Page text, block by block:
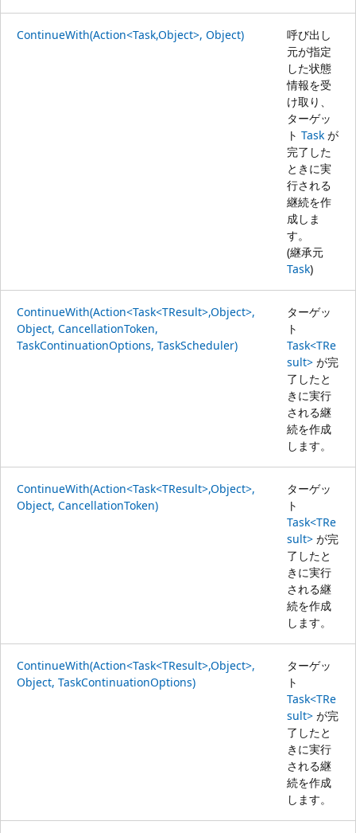
ContinueWith(Action<Task,Object>, Object)
呼び出し
元が指定
した状態
情報を受
け取り、
ターゲッ
ト Task が
完了した
ときに実
行される
継続を作
成しま
す。
(継承元
Task)
ContinueWith(Action<Task<TResult>,Object>,
Object, CancellationToken,
TaskContinuationOptions, TaskScheduler)
ターゲッ
ト
Task<TRe
sult> が完
了したと
きに実行
される継
続を作成
します。
ContinueWith(Action<Task<TResult>,Object>,
Object, CancellationToken)
ターゲッ
ト
Task<TRe
sult> が完
了したと
きに実行
される継
続を作成
します。
ContinueWith(Action<Task<TResult>,Object>,
Object, TaskContinuationOptions)
ターゲッ
ト
Task<TRe
sult> が完
了したと
きに実行
される継
続を作成
します。